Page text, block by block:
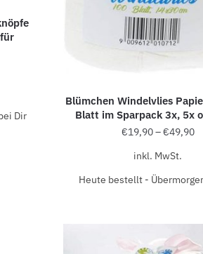
Dir
Blümchen Windelvlies
Blatt im Sparpack 3x, 5x
€19,90–€49,90
inkl. MwSt.
Heute bestellt -